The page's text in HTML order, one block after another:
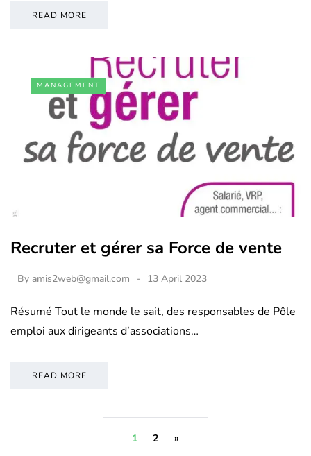
READ MORE
MANAGEMENT
Recruter et gérer sa Force de vente
By amis2web@gmail.com 13 April 2023
Résumé Tout le monde le sait, des responsables de Pôle
emploi aux dirigeants d’associations…
READ MORE
1 2 »